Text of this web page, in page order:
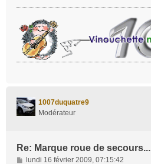
1007duquatre9
Modérateur
Re: Marque roue de secours...
Mlundi 16 février 2009, 07:15:42